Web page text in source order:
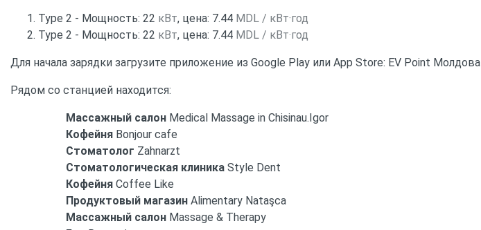
Type 2 - Мощность: 22 кВт, цена: 7.44 MDL / кВт·год
Type 2 - Мощность: 22 кВт, цена: 7.44 MDL / кВт·год
Для начала зарядки загрузите приложение из Google Play или App Store: EV Point Молдова
Рядом со станцией находится:
Массажный салон Medical Massage in Chisinau.Igor
Кофейня Bonjour cafe
Стоматолог Zahnarzt
Стоматологическая клиника Style Dent
Кофейня Coffee Like
Продуктовый магазин Alimentary Nataşca
Массажный салон Massage & Therapy